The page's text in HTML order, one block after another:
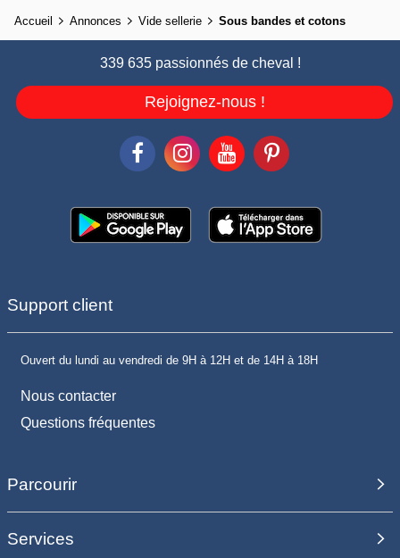
Accueil Annonces Vide sellerie Sous bandes et cotons
339 635 passionnés de cheval !
Rejoignez-nous !
Support client
Ouvert du lundi au vendredi de 9H à 12H et de 14H à 18H
Nous contacter
Questions fréquentes
Parcourir
Services